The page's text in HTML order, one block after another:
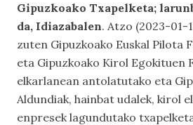
Gipuzkoako Txapelketa;
da, Idiazabalen. Atzo (2023-01-
zuten Gipuzkoako Euskal Pilota
eta Gipuzkoako Kirol Egokituen
elkarlanean antolatutako eta
Aldundiak, hainbat udalek, kirol
enpresek lagundutako